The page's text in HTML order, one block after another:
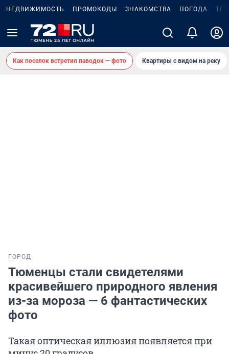
НЕДВИЖИМОСТЬ ПРОМОКОДЫ ЗНАКОМСТВА ПОГОДА
Как поселок встретил паводок — фото Квартиры с видом на реку
ГОРОД
Тюменцы стали свидетелями
красивейшего природного явления
из-за мороза — 6 фантастических
фото
Такая оптическая иллюзия появляется при